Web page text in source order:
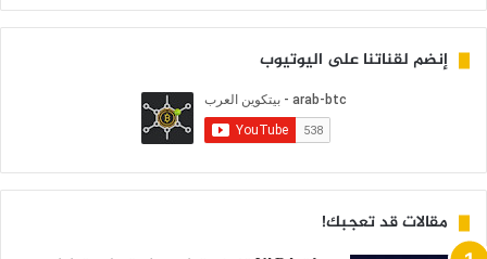
إنضم لقناتنا على اليوتيوب
مقالات قد تعجبك!